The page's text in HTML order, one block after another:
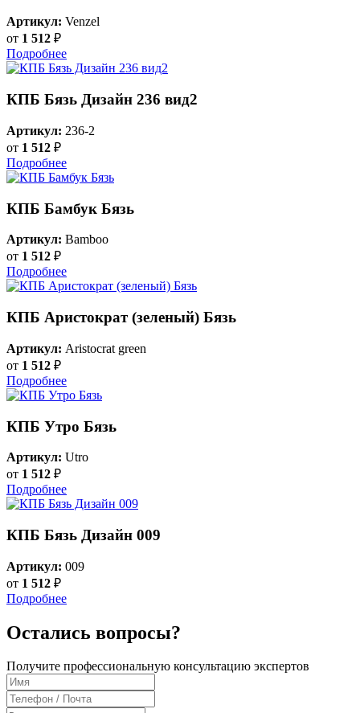
Артикул: Venzel
от 1 512 ₽
Подробнее
КПБ Бязь Дизайн 236 вид2
Артикул: 236-2
от 1 512 ₽
Подробнее
КПБ Бамбук Бязь
Артикул: Bamboo
от 1 512 ₽
Подробнее
КПБ Аристократ (зеленый) Бязь
Артикул: Aristocrat green
от 1 512 ₽
Подробнее
КПБ Утро Бязь
Артикул: Utro
от 1 512 ₽
Подробнее
КПБ Бязь Дизайн 009
Артикул: 009
от 1 512 ₽
Подробнее
Остались вопросы?
Получите профессиональную консультацию экспертов